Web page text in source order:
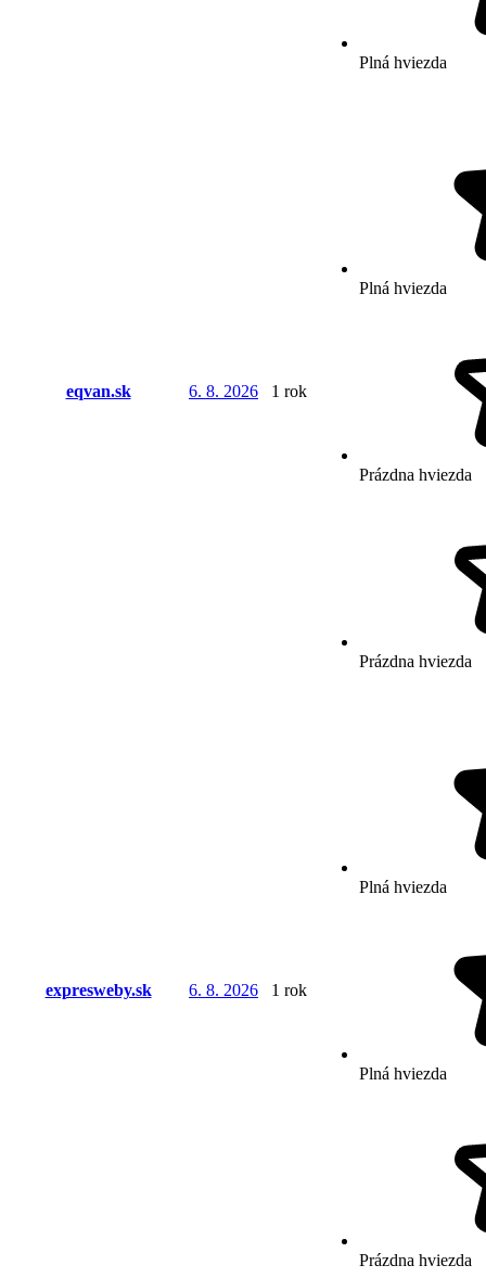
Plná hviezda
eqvan.sk 6. 8. 2026 1 rok
Plná hviezda
Prázdna hviezda
Prázdna hviezda
expresweby.sk 6. 8. 2026 1 rok
Plná hviezda
Plná hviezda
Prázdna hviezda